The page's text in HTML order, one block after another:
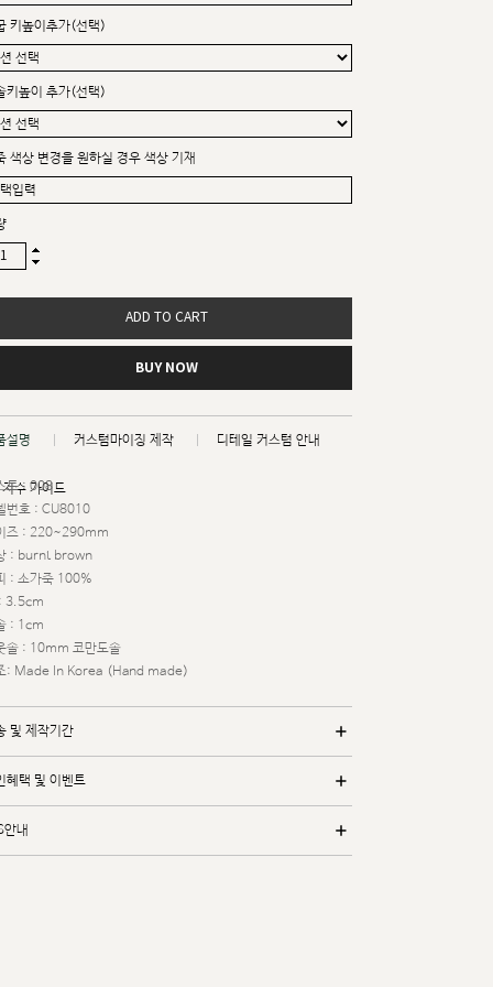
키높이추가(선택)
키높이 추가(선택)
색상 변경을 원하실 경우 색상 기재
ADD TO CART
BUY NOW
설명 커스텀마이징 제작 디테일 커스텀 안내
치수 가이드
트 : 008
번호 : CU8010
즈 : 220~290mm
: burnt brown
: 소가죽 100%
3.5cm
: 1cm
솔 : 10mm 코만도솔
: Made In Korea (Hand made)
및 제작기간
혜택 및 이벤트
내